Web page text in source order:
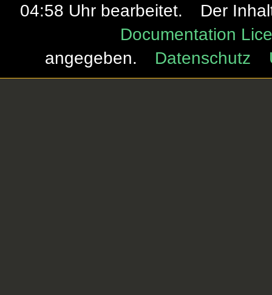
04:58 Uhr bearbeitet.
Der
Documentation
angegeben.
Datenschutz